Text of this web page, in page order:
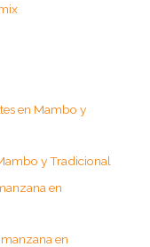
en Mambo y
y Tradicional
en
en